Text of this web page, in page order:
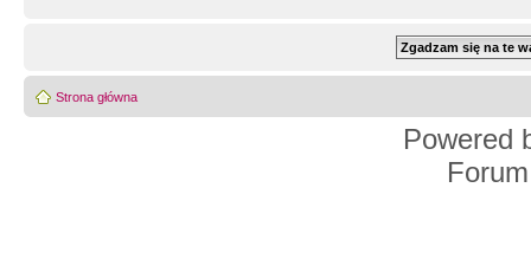
Strona główna
Powered